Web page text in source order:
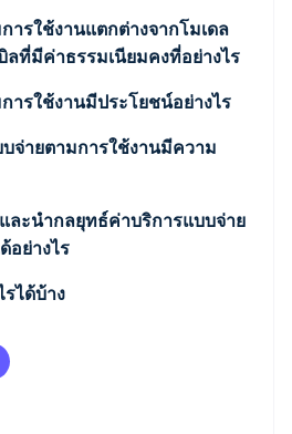
ารใช้งานแตกต่างจากโมเดล
ลที่มีค่าธรรมเนียมคงที่อย่างไร
ารใช้งานมีประโยชน์อย่างไร
บจ่ายตามการใช้งานมีความ
ละนำกลยุทธ์ค่าบริการแบบจ่าย
อย่างไร
ได้บ้าง